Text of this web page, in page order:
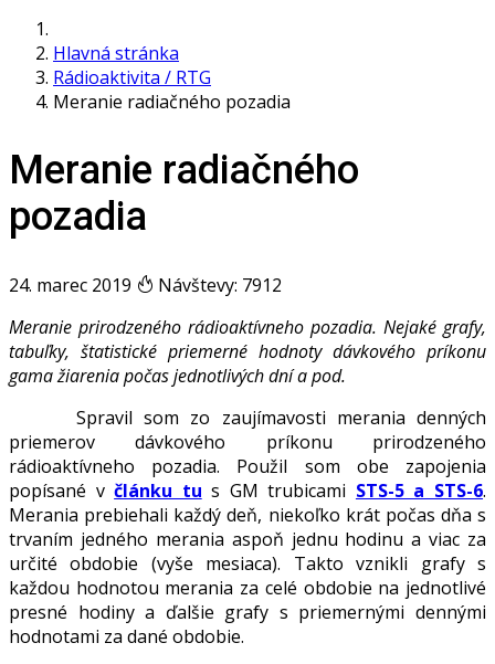
Hlavná stránka
Rádioaktivita / RTG
Meranie radiačného pozadia
Meranie radiačného
pozadia
24. marec 2019
Návštevy: 7912
Meranie prirodzeného rádioaktívneho pozadia. Nejaké grafy,
tabuľky, štatistické priemerné hodnoty dávkového príkonu
gama žiarenia počas jednotlivých dní a pod.
Spravil som zo zaujímavosti merania denných
priemerov dávkového príkonu prirodzeného
rádioaktívneho pozadia. Použil som obe zapojenia
popísané včlánku tu s GM trubicami STS-5 a STS-6.
Merania prebiehali každý deň, niekoľko krát počas dňa s
trvaním jedného merania aspoň jednu hodinu a viac za
určité obdobie (vyše mesiaca). Takto vznikli grafy s
každou hodnotou merania za celé obdobie na jednotlivé
presné hodiny a ďalšie grafy s priemernými dennými
hodnotami za dané obdobie.